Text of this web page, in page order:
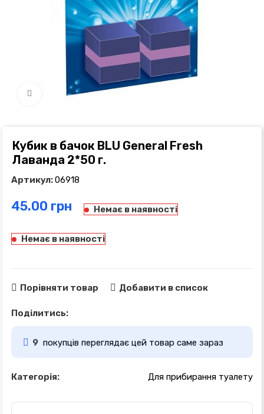
Click to enlarge
Кубик в бачок BLU General Fresh
Лаванда 2*50 г.
Артикул:06918
грн Немає в наявності
Немає в наявності
Порівняти товар Добавити в список
Поділитись:
9 покупців переглядає цей товар саме зараз
Категорія: Для прибирання туалету